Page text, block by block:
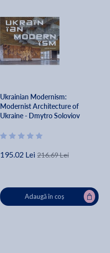
Ukrainian Modernism:
Modernist Architecture of
Ukraine - Dmytro Soloviov
195.02 Lei 216.69 Lei
Adaugă în coș